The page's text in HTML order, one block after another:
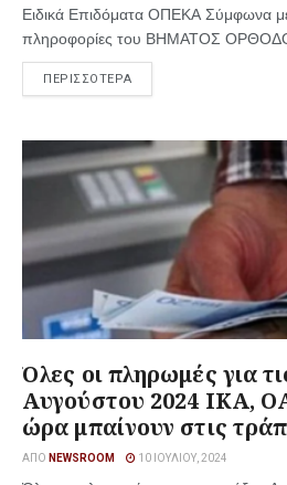
Ειδικά Επιδόματα ΟΠΕΚΑ Σύμφωνα με
πληροφορίες του ΒΗΜΑΤΟΣ
ΠΕΡΙΣΣΟΤΕΡΑ
Όλες οι πληρωμές για
Αυγούστου 2024 ΙΚΑ,
ώρα μπαίνουν στις
ΑΠΌ NEWSROOM 10 ΙΟΥΛΊΟΥ, 2024